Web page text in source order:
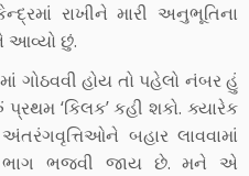
રાખીને મારી અનુભૂતિના
આવ્યો છું.
ગોઠવવી હોય તો પહેલો નંબર હું
‘કિલક’ કહી શકો. ક્યારેક
બહાર લાવવામાં
ભાગ ભજવી જાય છે. મને એ